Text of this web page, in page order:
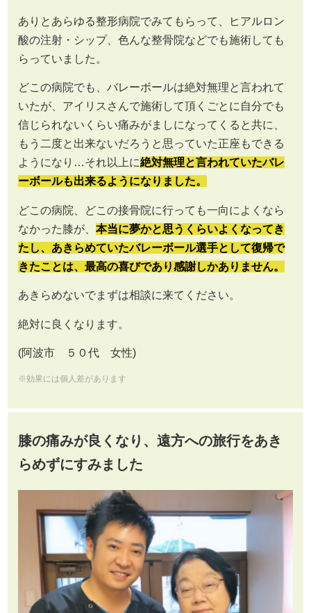
ありとあらゆる整形病院でみてもらって、ヒアルロン
酸の注射・シップ、色んな整骨院などでも施術しても
らっていました。
どこの病院でも、バレーボールは絶対無理と言われて
いたが、アイリスさんで施術して頂くごとに自分でも
信じられないくらい痛みがましになってくると共に、
もう二度と出来ないだろうと思っていた正座もできる
ようになり…それ以上に絶対無理と言われていたバレ
ーボールも出来るようになりました。
どこの病院、どこの接骨院に行っても一向によくなら
なかった膝が、 本当に夢かと思うくらいよくなってき
たし、あきらめていたバレーボール選手として復帰で
きたことは、最高の喜びであり感謝しかありません。
あきらめないでまずは相談に来てください。
絶対に良くなります。
(阿波市 ５０代 女性)
※効果には個人差があります
膝の痛みが良くなり、遠方への旅行をあき
らめずにすみました